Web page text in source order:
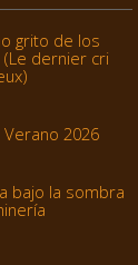
grito de los
dernier cri
Verano 2026
bajo la sombra